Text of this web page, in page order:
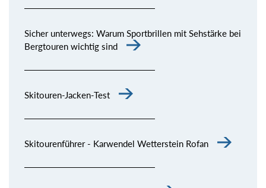
Sicher unterwegs: Warum Sportbrillen mit Sehstärke bei
Bergtouren wichtig sind
Skitouren-Jacken-Test
Skitourenführer - Karwendel Wetterstein Rofan